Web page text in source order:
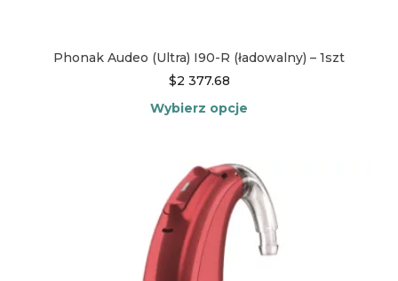
Phonak Audeo (Ultra) I90-R (ładowalny) – 1szt
$2 377.68
Wybierz opcje
ma
wiele
wariantów.
Opcje
można
wybrać
na